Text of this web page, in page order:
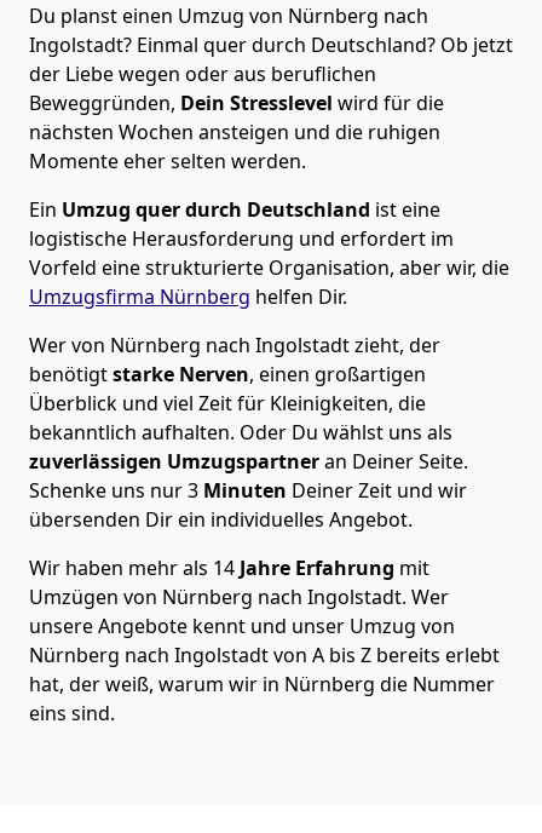
Du planst einen Umzug von Nürnberg nach
Ingolstadt? Einmal quer durch Deutschland? Ob jetzt
der Liebe wegen oder aus beruflichen
Beweggründen, Dein Stresslevel wird für die
nächsten Wochen ansteigen und die ruhigen
Momente eher selten werden.
Ein Umzug quer durch Deutschland ist eine
logistische Herausforderung und erfordert im
Vorfeld eine strukturierte Organisation, aber wir, die
Umzugsfirma Nürnberg helfen Dir.
Wer von Nürnberg nach Ingolstadt zieht, der
benötigtstarke Nerven, einen großartigen
Überblick und viel Zeit für Kleinigkeiten, die
bekanntlich aufhalten. Oder Du wählst uns als
zuverlässigen Umzugspartneran Deiner Seite.
Schenke uns nur3 Minuten Deiner Zeit und wir
übersenden Dir ein individuelles Angebot.
Wir haben mehr als 14 Jahre Erfahrung mit
Umzügen von Nürnberg nach Ingolstadt. Wer
unsere Angebote kennt und unser Umzug von
Nürnberg nach Ingolstadt von A bis Z bereits erlebt
hat, der weiß, warum wir in Nürnberg die Nummer
eins sind.